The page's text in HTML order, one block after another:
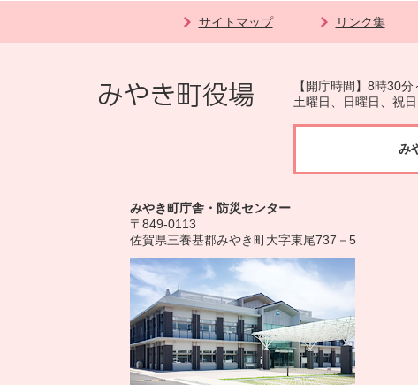
サイトマップ リンク集
【開庁時間】8時30
土曜日、日曜日、祝
み
みやき町庁舎・防災センター
〒849-0113
佐賀県三養基郡みやき町大字東尾737－5